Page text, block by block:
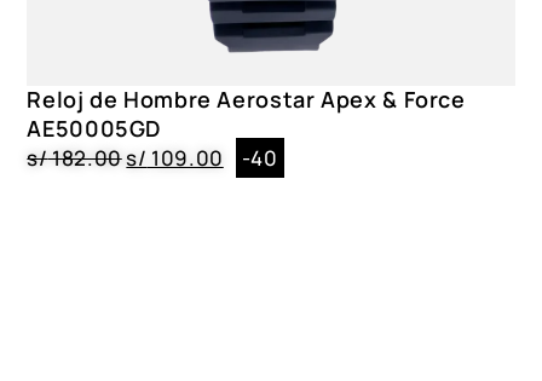
Reloj de Hombre Aerostar Apex & Force
AE50005GD
s/182.00s/ 109.00 -40